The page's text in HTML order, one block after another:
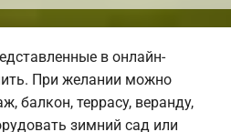
в онлайн-
При желании можно
балкон, террасу, веранду,
зимний сад или